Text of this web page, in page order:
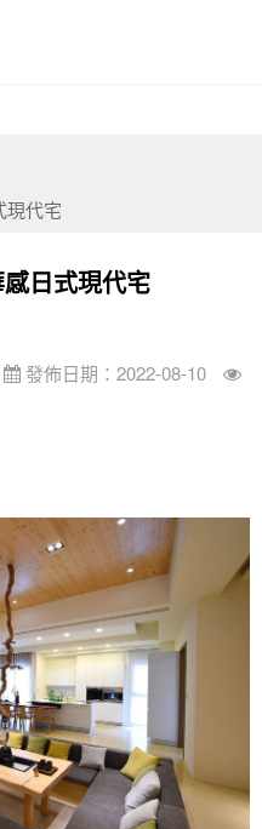
現代宅
日式現代宅
發佈日期：2022-08-10